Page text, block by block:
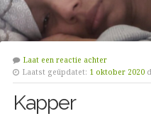
Laat een reactie achter
Laatst geüpdatet: 1 oktober 2020
Kapper